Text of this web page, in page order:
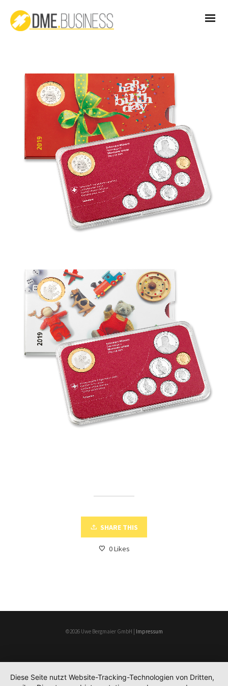
2019MuenzsatzGeburtstag_Kombi
2019MuenzsatzBaby_Kombi
SHARE THIS
0Likes
©2026 Uwe Bergmaier GmbH | Impressum
Diese Seite nutzt Website-Tracking-Technologien von Dritten,